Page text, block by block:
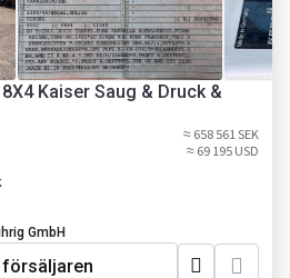
Kaiser Saug & Druck &
≈ 658 561 SEK
≈ 69 195 USD
GmbH
försäljaren